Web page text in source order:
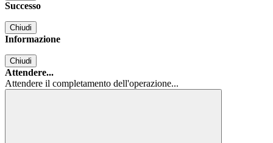
Successo
Chiudi
Informazione
Chiudi
Attendere...
Attendere il completamento dell'operazione...